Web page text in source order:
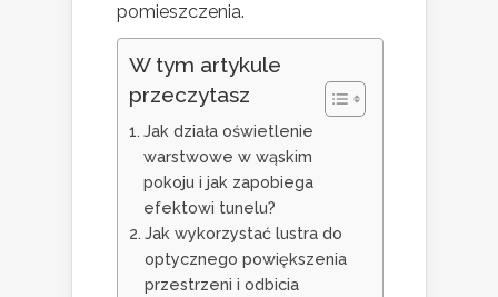
pomieszczenia.
W tym artykule
przeczytasz
Jak działa oświetlenie
warstwowe w wąskim
pokoju i jak zapobiega
efektowi tunelu?
Jak wykorzystać lustra do
optycznego powiększenia
przestrzeni i odbicia